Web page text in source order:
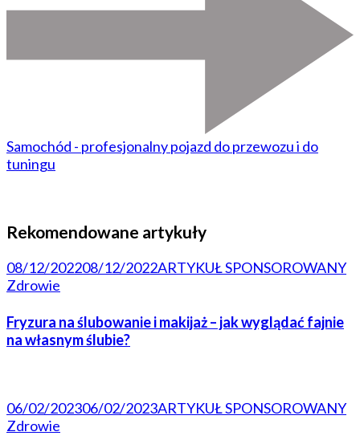
Samochód - profesjonalny pojazd do przewozu i do
tuningu
Rekomendowane artykuły
08/12/202208/12/2022ARTYKUŁ SPONSOROWANY
Zdrowie
Fryzura na ślubowanie i makijaż – jak wyglądać fajnie
na własnym ślubie?
06/02/202306/02/2023ARTYKUŁ SPONSOROWANY
Zdrowie